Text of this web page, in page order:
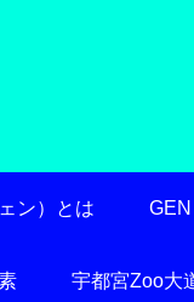
ン）とは
宇都宮Zoo大